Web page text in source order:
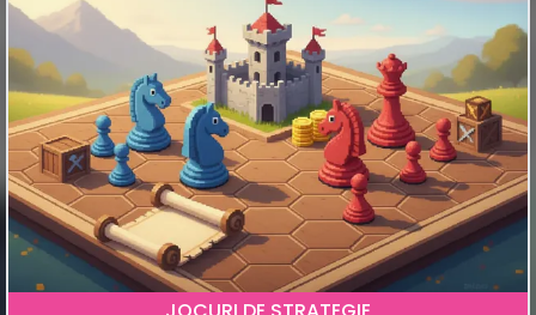
puzzle-uri sau party games unde râsul e la
dintre cele mai faine sunt complet gratuite,
există un multiplayer free care ți se potrivește.
Honkai Star Rail
Ce-ar fi dacă Persona s-ar muta în spațiu,